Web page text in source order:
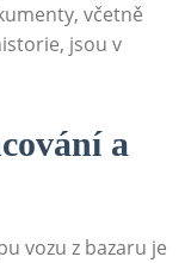
včetně
jsou v
a
vozu z bazaru je